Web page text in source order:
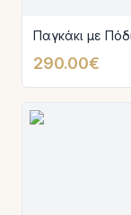
Παγκάκι με
290.00€